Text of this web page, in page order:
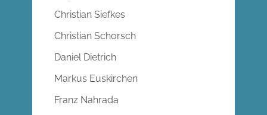
Christian Siefkes
Christian Schorsch
Daniel Dietrich
Markus Euskirchen
Franz Nahrada